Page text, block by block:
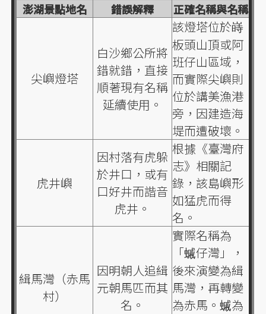
澎湖景點地名 錯誤解釋 正確名稱與名稱
尖嶼燈塔
白沙鄉公所將
錯就錯，直接
順著現有名稱
延續使用。
該燈塔位於嵵
板頭山頂或阿
班仔山區域，
而實際尖嶼則
位於講美漁港
旁，因建造海
堤而遭破壞。
虎井嶼
因村落有虎躲
於井口，或有
口好井而諧音
虎井。
根據《臺灣府
志》相關記
錄，該島嶼形
如猛虎而得
名。
緝馬灣（赤馬
村）
因明朝人追緝
元朝馬匹而其
名。
實際名稱為
「䗩仔灣」，
後來演變為緝
馬灣，再轉變
為赤馬。䗩為